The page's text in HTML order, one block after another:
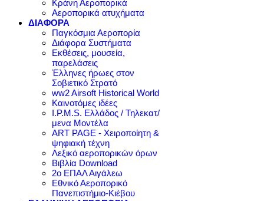
Κράνη Αεροπορικά
Αεροπορικά ατυχήματα
ΔΙΑΦΟΡΑ
Παγκόσμια Αεροπορία
Διάφορα Συστήματα
Εκθέσεις, μουσεία,
παρελάσεις
Έλληνες ήρωες στον
Σοβιετικό Στρατό
ww2 Airsoft Historical World
Καινοτόμες ιδέες
I.P.M.S. Ελλάδος / Τηλεκατ/
μενα Μοντέλα
ART PAGE - Χειροποίητη &
ψηφιακή τέχνη
Λεξικό αεροπορικών όρων
Βιβλία Download
2ο ΕΠΑΛ Αιγάλεω
Εθνικό Αεροπορικό
Πανεπιστήμιο-Κιέβου